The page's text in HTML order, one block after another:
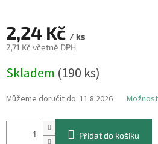
2,24 Kč / ks
2,71 Kč včetně DPH
cena:
Skladem (190 ks)
Můžeme doručit do: 11.8.2026
Přidat do košíku